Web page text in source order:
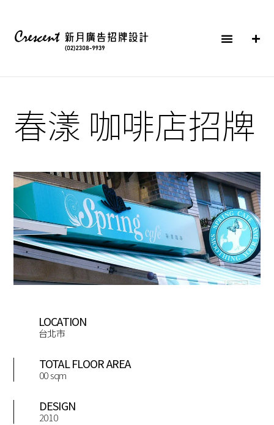
春漾 咖啡店招牌
LOCATION
台北市
TOTAL FLOOR AREA
00 sqm
DESIGN
2010